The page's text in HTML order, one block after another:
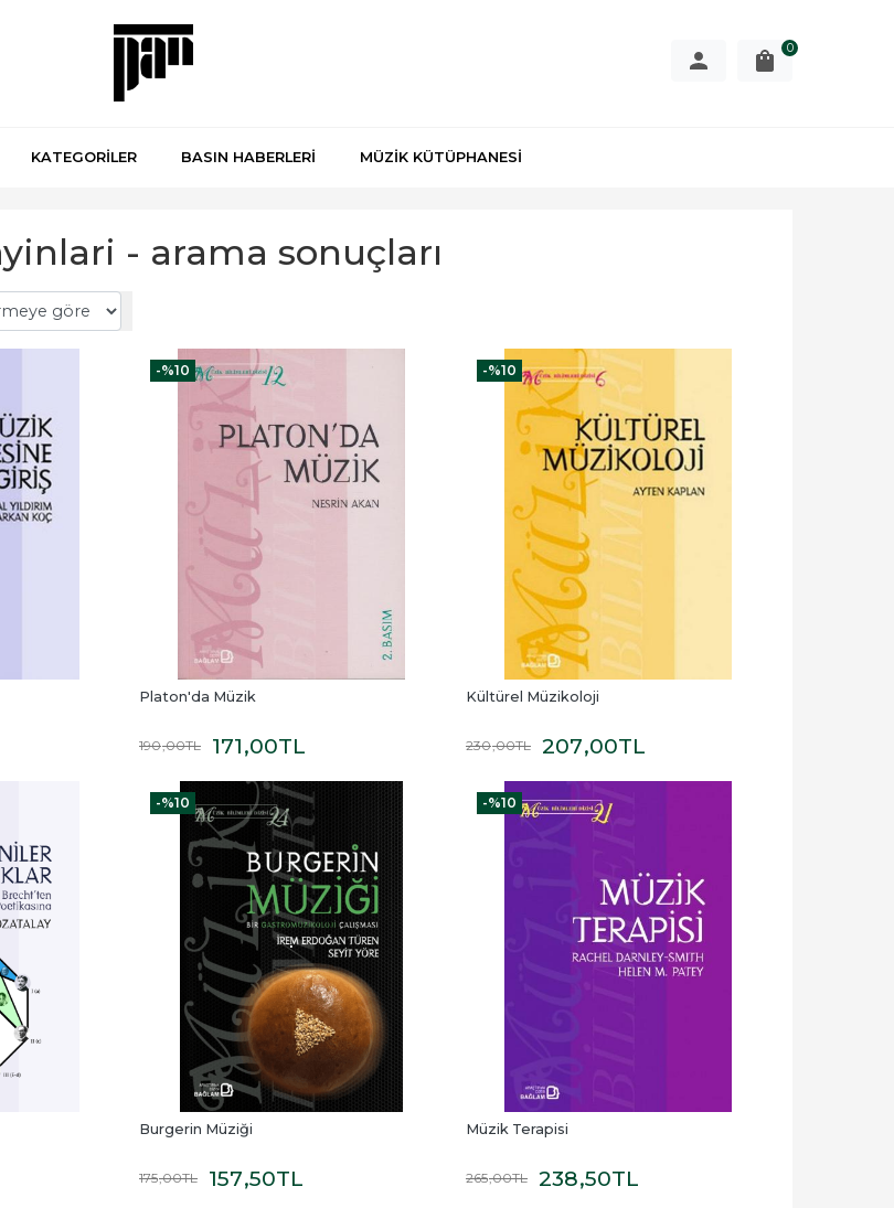
0
KATEGORİLER BASIN HABERLERİ MÜZİK KÜTÜPHANESİ
- arama sonuçları
-%10
Platon'da Müzik
190,00TL 171,00TL
-%10
Kültürel Müzikoloji
230,00TL 207,00TL
-%10
Burgerin Müziği
175,00TL 157,50TL
-%10
Müzik Terapisi
265,00TL 238,50TL